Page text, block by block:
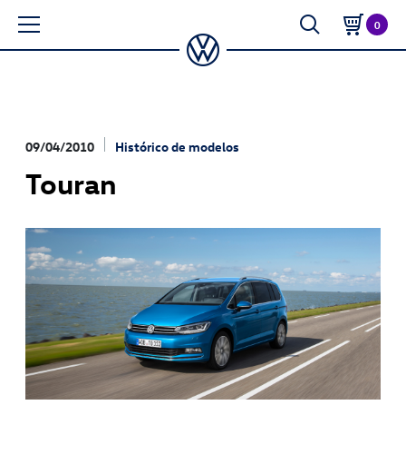
0
09/04/2010 Histórico de modelos
Touran